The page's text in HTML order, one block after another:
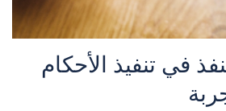
في تنفيذ الأحكام